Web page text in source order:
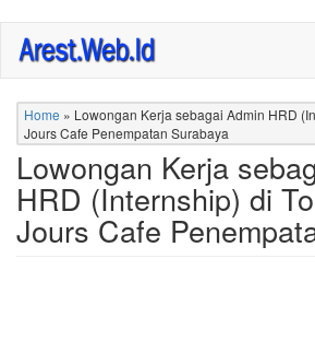
Skip
main
content
Home » Lowongan Kerja sebagai Admin HRD
Jours Cafe Penempatan Surabaya
Lowongan Kerja
HRD (Internship) di
Jours Cafe